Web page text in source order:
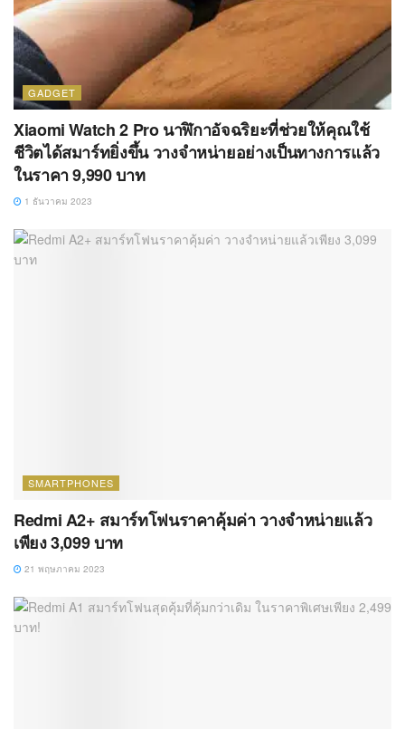
GADGET
Xiaomi Watch 2 Pro นาฬิกาอัจฉริยะที่ช่วยให้คุณใช้
ชีวิตได้สมาร์ทยิ่งขึ้น วางจำหน่ายอย่างเป็นทางการแล้ว
ในราคา 9,990 บาท
1 ธันวาคม 2023
SMARTPHONES
Redmi A2+ สมาร์ทโฟนราคาคุ้มค่า วางจำหน่ายแล้ว
เพียง 3,099 บาท
21 พฤษภาคม 2023